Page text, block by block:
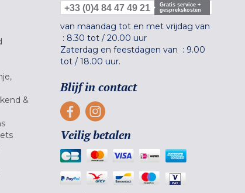
&
+33 (0)4 84 47 49 21
Gratis service +
gesprekskosten
van maandag tot en met vrijdag van
: 8.30 tot / 20.00 uur
Zaterdag en feestdagen van : 9.00
tot / 18.00 uur.
Blijf in contact
Veilig betalen